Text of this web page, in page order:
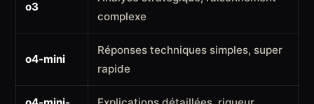
o3
complexe
o4-mini
Réponses techniques simples, super
rapide